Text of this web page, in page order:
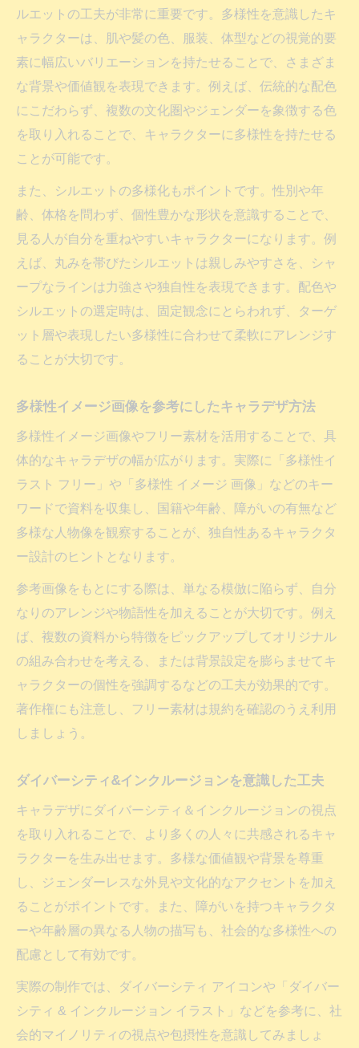
ルエットの工夫が非常に重要です。多様性を意識したキ
ャラクターは、肌や髪の色、服装、体型などの視覚的要
素に幅広いバリエーションを持たせることで、さまざま
な背景や価値観を表現できます。例えば、伝統的な配色
にこだわらず、複数の文化圏やジェンダーを象徴する色
を取り入れることで、キャラクターに多様性を持たせる
ことが可能です。
また、シルエットの多様化もポイントです。性別や年
齢、体格を問わず、個性豊かな形状を意識することで、
見る人が自分を重ねやすいキャラクターになります。例
えば、丸みを帯びたシルエットは親しみやすさを、シャ
ープなラインは力強さや独自性を表現できます。配色や
シルエットの選定時は、固定観念にとらわれず、ターゲ
ット層や表現したい多様性に合わせて柔軟にアレンジす
ることが大切です。
多様性イメージ画像を参考にしたキャラデザ方法
多様性イメージ画像やフリー素材を活用することで、具
体的なキャラデザの幅が広がります。実際に「多様性イ
ラスト フリー」や「多様性 イメージ 画像」などのキー
ワードで資料を収集し、国籍や年齢、障がいの有無など
多様な人物像を観察することが、独自性あるキャラクタ
ー設計のヒントとなります。
参考画像をもとにする際は、単なる模倣に陥らず、自分
なりのアレンジや物語性を加えることが大切です。例え
ば、複数の資料から特徴をピックアップしてオリジナル
の組み合わせを考える、または背景設定を膨らませてキ
ャラクターの個性を強調するなどの工夫が効果的です。
著作権にも注意し、フリー素材は規約を確認のうえ利用
しましょう。
ダイバーシティ&インクルージョンを意識した工夫
キャラデザにダイバーシティ＆インクルージョンの視点
を取り入れることで、より多くの人々に共感されるキャ
ラクターを生み出せます。多様な価値観や背景を尊重
し、ジェンダーレスな外見や文化的なアクセントを加え
ることがポイントです。また、障がいを持つキャラクタ
ーや年齢層の異なる人物の描写も、社会的な多様性への
配慮として有効です。
実際の制作では、ダイバーシティ アイコンや「ダイバー
シティ & インクルージョン イラスト」などを参考に、社
会的マイノリティの視点や包摂性を意識してみましょ